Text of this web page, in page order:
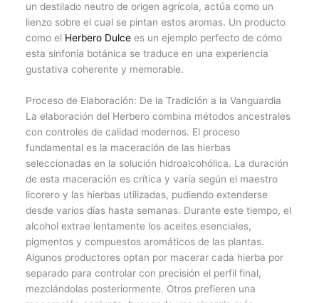
un destilado neutro de origen agrícola, actúa como un
lienzo sobre el cual se pintan estos aromas. Un producto
como el Herbero Dulce es un ejemplo perfecto de cómo
esta sinfonía botánica se traduce en una experiencia
gustativa coherente y memorable.
Proceso de Elaboración: De la Tradición a la Vanguardia
La elaboración del Herbero combina métodos ancestrales
con controles de calidad modernos. El proceso
fundamental es la maceración de las hierbas
seleccionadas en la solución hidroalcohólica. La duración
de esta maceración es crítica y varía según el maestro
licorero y las hierbas utilizadas, pudiendo extenderse
desde varios días hasta semanas. Durante este tiempo, el
alcohol extrae lentamente los aceites esenciales,
pigmentos y compuestos aromáticos de las plantas.
Algunos productores optan por macerar cada hierba por
separado para controlar con precisión el perfil final,
mezclándolas posteriormente. Otros prefieren una